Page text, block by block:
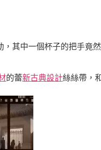
，其中一個杯子的把手竟
的蕾新古典設計絲絲帶，